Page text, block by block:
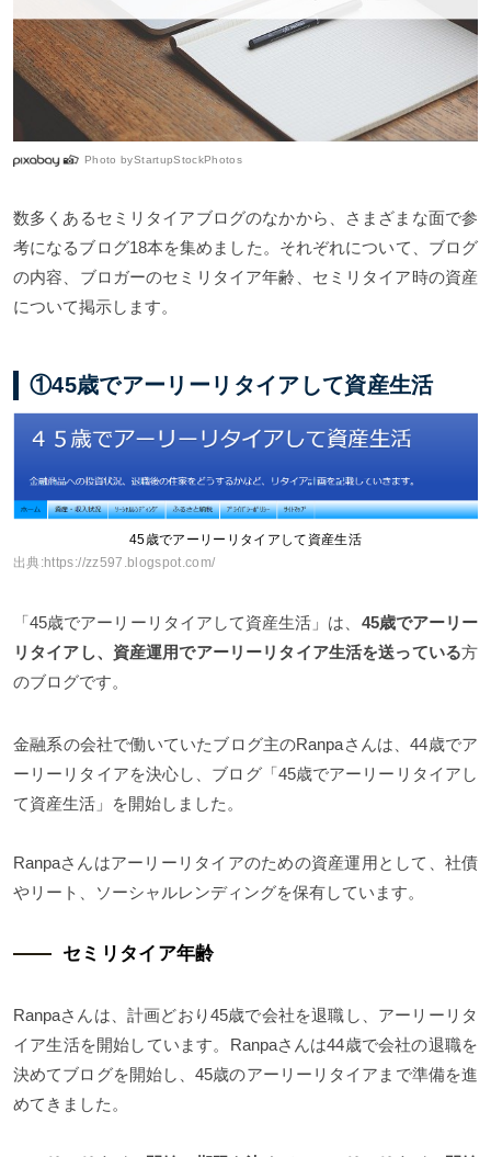
Photo byStartupStockPhotos
数多くあるセミリタイアブログのなかから、さまざまな面で参
考になるブログ18本を集めました。それぞれについて、ブログ
の内容、ブロガーのセミリタイア年齢、セミリタイア時の資産
について掲示します。
①45歳でアーリーリタイアして資産生活
45歳でアーリーリタイアして資産生活
出典:https://zz597.blogspot.com/
「45歳でアーリーリタイアして資産生活」は、 45歳でアーリー
リタイアし、資産運用でアーリーリタイア生活を送っている方
のブログです。
金融系の会社で働いていたブログ主のRanpaさんは、44歳でア
ーリーリタイアを決心し、ブログ「45歳でアーリーリタイアし
て資産生活」を開始しました。
Ranpaさんはアーリーリタイアのための資産運用として、社債
やリート、ソーシャルレンディングを保有しています。
セミリタイア年齢
Ranpaさんは、計画どおり45歳で会社を退職し、アーリーリタ
イア生活を開始しています。Ranpaさんは44歳で会社の退職を
決めてブログを開始し、45歳のアーリーリタイアまで準備を進
めてきました。